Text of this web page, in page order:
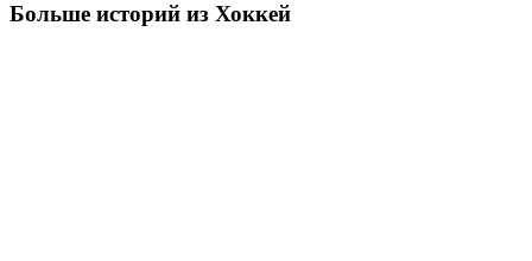
Больше историй из Хоккей